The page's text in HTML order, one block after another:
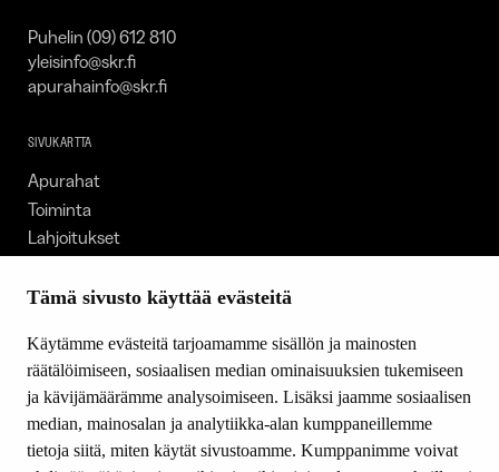
Tämä sivusto käyttää evästeitä
Käytämme evästeitä tarjoamamme sisällön ja mainosten
räätälöimiseen, sosiaalisen median ominaisuuksien tukemiseen
ja kävijämäärämme analysoimiseen. Lisäksi jaamme sosiaalisen
median, mainosalan ja analytiikka-alan kumppaneillemme
tietoja siitä, miten käytät sivustoamme. Kumppanimme voivat
Puhelin (09) 612 810
yleisinfo@skr.fi
apurahainfo@skr.fi
SIVUKARTTA
Apurahat
Toiminta
Lahjoitukset
Ajankohtaista
Yhteystiedot
SEURAA MEITÄ